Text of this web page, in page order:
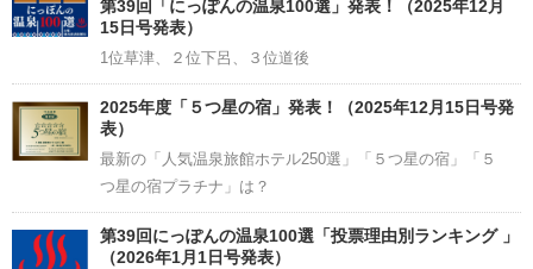
第39回「にっぽんの温泉100選」発表！（2025年12月
15日号発表）
1位草津、２位下呂、３位道後
2025年度「５つ星の宿」発表！（2025年12月15日号発
表）
最新の「人気温泉旅館ホテル250選」「５つ星の宿」「５
つ星の宿プラチナ」は？
第39回にっぽんの温泉100選「投票理由別ランキング 」
（2026年1月1日号発表）